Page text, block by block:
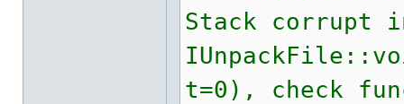
Stack corrupt
t=0), check